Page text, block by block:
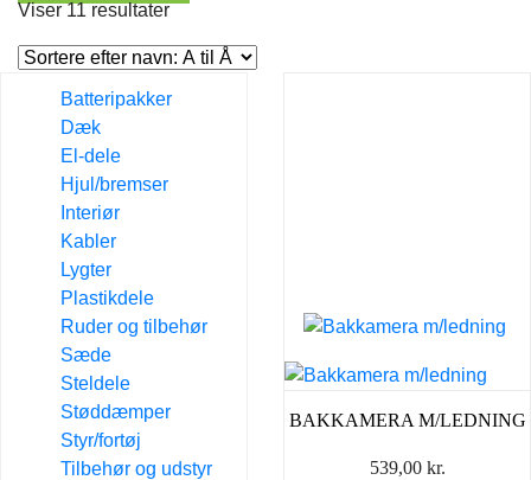
Viser 11 resultater
Batteripakker
Dæk
El-dele
Hjul/bremser
Interiør
Kabler
Lygter
Plastikdele
Ruder og tilbehør
Sæde
Steldele
Støddæmper
Styr/fortøj
Tilbehør og udstyr
BAKKAMERA M/LEDNING
539,00 kr.